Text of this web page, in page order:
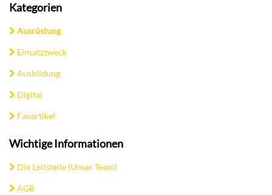
Kategorien
Ausrüstung
Einsatzzweck
Ausbildung
Digital
Fanartikel
Wichtige Informationen
Die Leitstelle (Unser Team)
AGB